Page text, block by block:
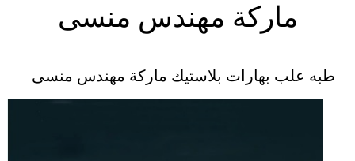
ماركة مهندس منسى
طبه علب بهارات بلاستيك ماركة مهندس منسى